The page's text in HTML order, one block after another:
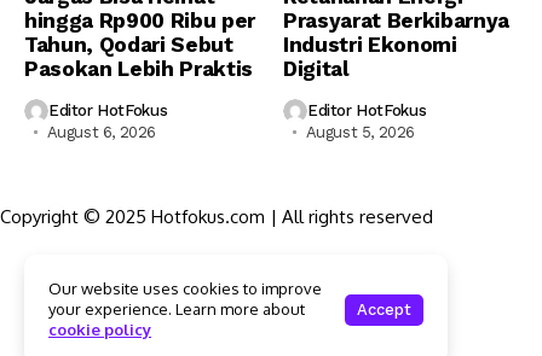
hingga Rp900 Ribu per
Tahun, Qodari Sebut
Pasokan Lebih Praktis
Editor HotFokus
August 6, 2026
Prasyarat Berkibarnya
Industri Ekonomi
Digital
Editor HotFokus
August 5, 2026
Copyright © 2025 Hotfokus.com | All rights reserved
Struktur Organisasi
Kode Etik Jurnalistik
Pedoman Pemberitaan Media Siber
Our website uses cookies to improve
your experience. Learn more about
cookie policy
Accept